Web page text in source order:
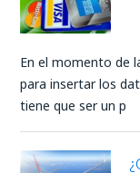
En el momento de
para insertar los
tiene que ser un p